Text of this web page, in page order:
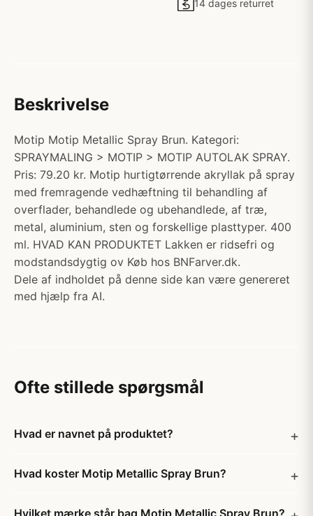
14 dages returret
Beskrivelse
Motip Motip Metallic Spray Brun. Kategori:
SPRAYMALING > MOTIP > MOTIP AUTOLAK SPRAY.
Pris: 79.20 kr. Motip hurtigtørrende akryllak på spray
med fremragende vedhæftning til behandling af
overflader, behandlede og ubehandlede, af træ,
metal, aluminium, sten og forskellige plasttyper. 400
ml. HVAD KAN PRODUKTET Lakken er ridsefri og
modstandsdygtig ov Køb hos BNFarver.dk.
Dele af indholdet på denne side kan være genereret
med hjælp fra AI.
Ofte stillede spørgsmål
Hvad er navnet på produktet?
Hvad koster Motip Metallic Spray Brun?
Hvilket mærke står bag Motip Metallic Spray Brun?